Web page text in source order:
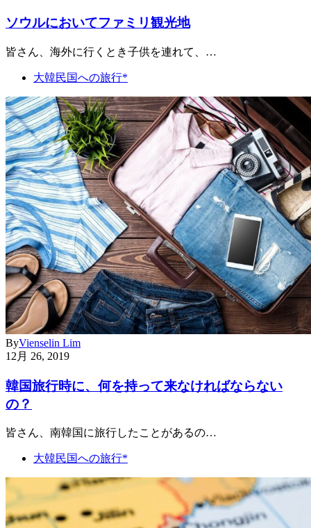
ソウルにおいてファミリ観光地
皆さん、海外に行くとき子供を連れて、…
大韓民国への旅行*
ByVienselin Lim
12月 26, 2019
韓国旅行時に、何を持って来なければならない
の？
皆さん、南韓国に旅行したことがあるの…
大韓民国への旅行*